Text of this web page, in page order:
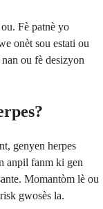
Fè patnè yo
onèt sou estati ou
ou fè desizyon
genyen herpes
anpil fanm ki gen
Momantòm lè ou
gwosès la.